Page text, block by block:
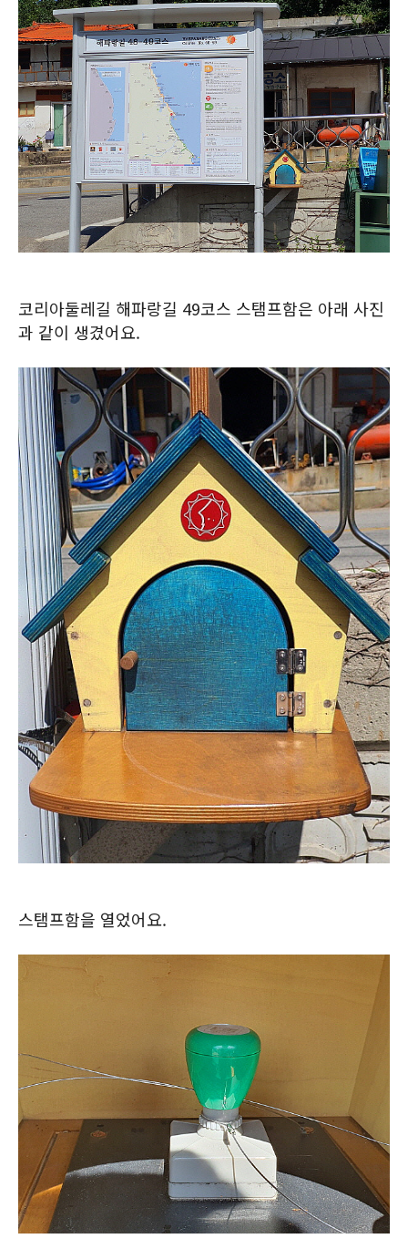
코리아둘레길 해파랑길 49코스 스탬프함은 아래 사진
과 같이 생겼어요.
스탬프함을 열었어요.